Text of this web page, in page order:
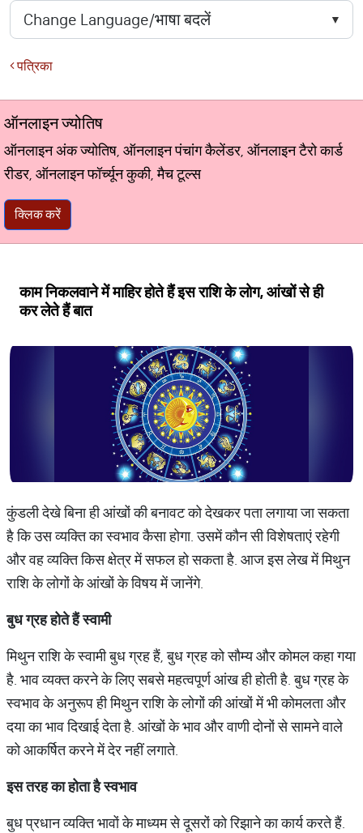
पत्रिका
ऑनलाइन ज्योतिष
ऑनलाइन अंक ज्योतिष, ऑनलाइन पंचांग कैलेंडर, ऑनलाइन टैरो कार्ड
रीडर, ऑनलाइन फॉर्च्यून कुकी, मैच टूल्स
क्लिक करें
काम निकलवाने में माहिर होते हैं इस राशि के लोग, आंखों से ही
कर लेते हैं बात
कुंडली देखे बिना ही आंखों की बनावट को देखकर पता लगाया जा सकता
है कि उस व्यक्ति का स्वभाव कैसा होगा. उसमें कौन सी विशेषताएं रहेगी
और वह व्यक्ति किस क्षेत्र में सफल हो सकता है. आज इस लेख में मिथुन
राशि के लोगों के आंखों के विषय में जानेंगे.
बुधग्रहहोतेहैंस्वामी
मिथुन राशि के स्वामी बुध ग्रह हैं, बुध ग्रह को सौम्य और कोमल कहा गया
है. भाव व्यक्त करने के लिए सबसे महत्वपूर्ण आंख ही होती है. बुध ग्रह के
स्वभाव के अनुरूप ही मिथुन राशि के लोगों की आंखों में भी कोमलता और
दया का भाव दिखाई देता है. आंखों के भाव और वाणी दोनों से सामने वाले
को आकर्षित करने में देर नहीं लगाते.
इसतरहकाहोताहैस्वभाव
बुध प्रधान व्यक्ति भावों के माध्यम से दूसरों को रिझाने का कार्य करते हैं.